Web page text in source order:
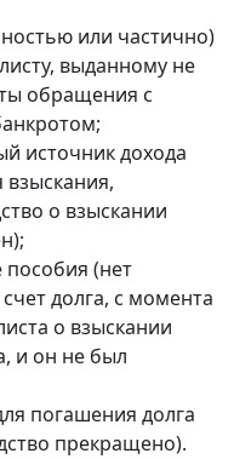
или частично)
выданному не
обращения с
источник дохода
взыскания,
о взыскании
пособия (нет
долга, с момента
о взыскании
и он не был
погашения долга
прекращено).